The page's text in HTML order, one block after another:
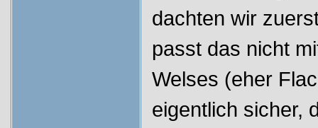
dachten wir
passt das nicht
Welses (eher
eigentlich sicher,